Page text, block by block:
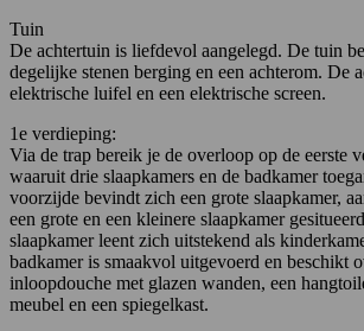
Tuin
De achtertuin is liefdevol aangelegd. De tuin
degelijke stenen berging en een achterom. De
elektrische luifel en een elektrische screen.
1e verdieping:
Via de trap bereik je de overloop op de eerste
waaruit drie slaapkamers en de badkamer
voorzijde bevindt zich een grote slaapkamer,
een grote en een kleinere slaapkamer
slaapkamer leent zich uitstekend als
badkamer is smaakvol uitgevoerd en beschikt
inloopdouche met glazen wanden, een
meubel en een spiegelkast.